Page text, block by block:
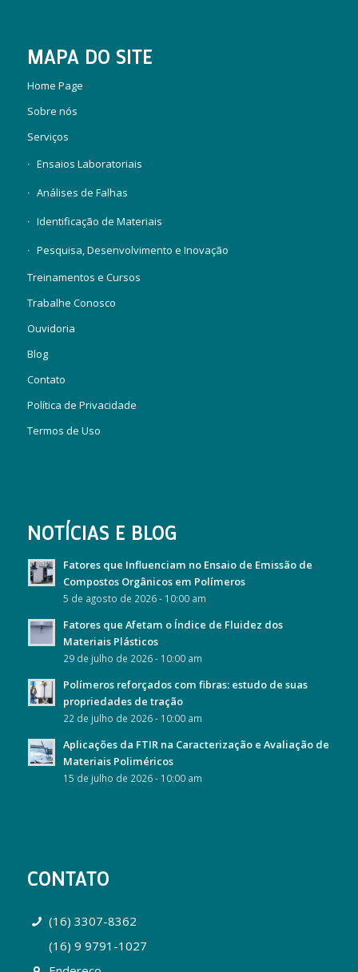
MAPA DO SITE
Home Page
Sobre nós
Serviços
Ensaios Laboratoriais
Análises de Falhas
Identificação de Materiais
Pesquisa, Desenvolvimento e Inovação
Treinamentos e Cursos
Trabalhe Conosco
Ouvidoria
Blog
Contato
Política de Privacidade
Termos de Uso
NOTÍCIAS E BLOG
Fatores que Influenciam no Ensaio de Emissão de
Compostos Orgânicos em Polímeros
5 de agosto de 2026 - 10:00 am
Fatores que Afetam o Índice de Fluidez dos
Materiais Plásticos
29 de julho de 2026 - 10:00 am
Polímeros reforçados com fibras: estudo de suas
propriedades de tração
22 de julho de 2026 - 10:00 am
Aplicações da FTIR na Caracterização e Avaliação de
Materiais Poliméricos
15 de julho de 2026 - 10:00 am
CONTATO
(16) 3307-8362
(16) 9 9791-1027